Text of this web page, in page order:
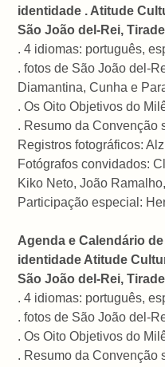
identidade . Atitude
São João del-Rei,
. 4 idiomas: português,
. fotos de São João del-
Diamantina, Cunha e
. Os Oito Objetivos do
. Resumo da Convenção
Registros fotográficos:
Fotógrafos convidados:
Kiko Neto, João
Participação especial:
Agenda e Calendário
identidade Atitude
São João del-Rei,
. 4 idiomas: português,
. fotos de São João del-
. Os Oito Objetivos do
. Resumo da Convenção